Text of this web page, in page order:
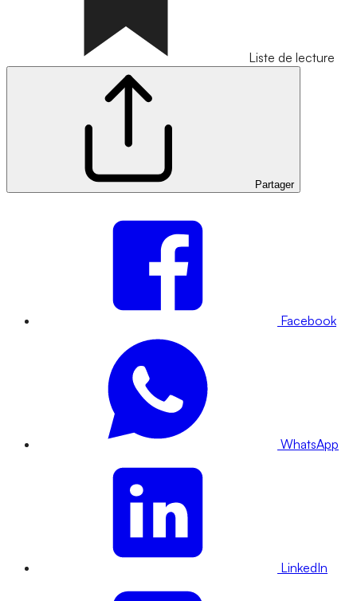
Liste de lecture
Partager
Facebook
WhatsApp
LinkedIn